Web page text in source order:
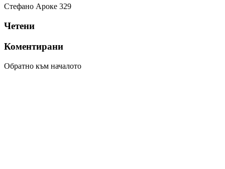
Стефано Ароке 329
Четени
Коментирани
Обратно към началото